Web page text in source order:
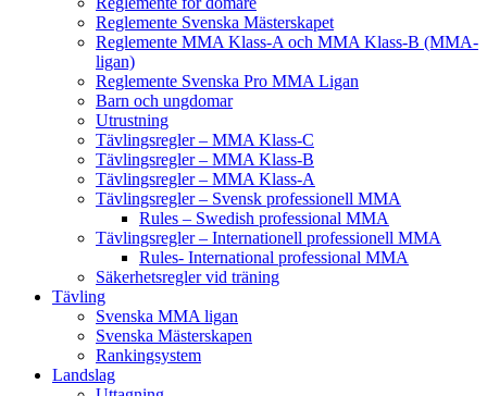
Reglemente Svenska Mästerskapet
Reglemente MMA Klass-A och MMA Klass-B (MMA-
ligan)
Reglemente Svenska Pro MMA Ligan
Barn och ungdomar
Utrustning
Tävlingsregler – MMA Klass-C
Tävlingsregler – MMA Klass-B
Tävlingsregler – MMA Klass-A
Tävlingsregler – Svensk professionell MMA
Rules – Swedish professional MMA
Tävlingsregler – Internationell professionell MMA
Rules- International professional MMA
Säkerhetsregler vid träning
Tävling
Svenska MMA ligan
Svenska Mästerskapen
Rankingsystem
Landslag